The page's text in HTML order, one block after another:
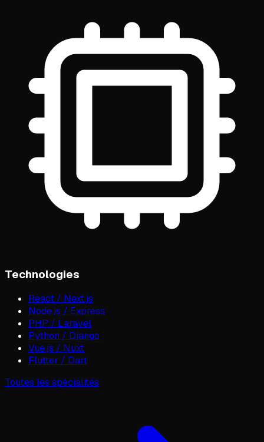
Technologies
React / Next.js
Node.js / Express
PHP / Laravel
Python / Django
Vue.js / Nuxt
Flutter / Dart
Toutes les spécialités